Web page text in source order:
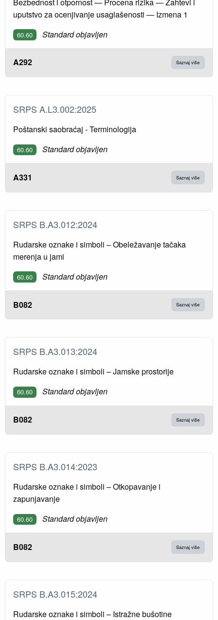
uputstvo za ocenjivanje usaglašenosti — Izmena 1
60.60 Standard objavljen
A292 Saznaj više
SRPS A.L3.002:2025
Poštanski saobraćaj - Terminologija
60.60 Standard objavljen
A331 Saznaj više
SRPS B.A3.012:2024
Rudarske oznake i simboli – Obeležavanje tačaka
merenja u jami
60.60 Standard objavljen
B082 Saznaj više
SRPS B.A3.013:2024
Rudarske oznake i simboli – Jamske prostorije
60.60 Standard objavljen
B082 Saznaj više
SRPS B.A3.014:2023
Rudarske oznake i simboli – Otkopavanje i
zapunjavanje
60.60 Standard objavljen
B082 Saznaj više
SRPS B.A3.015:2024
Rudarske oznake i simboli – Istražne bušotine